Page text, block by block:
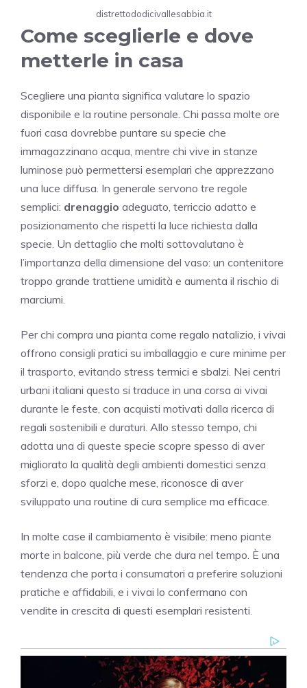
distrettododicivallesabbia.it
Come sceglierle e dove
metterle in casa
Scegliere una pianta significa valutare lo spazio
disponibile e la routine personale. Chi passa molte ore
fuori casa dovrebbe puntare su specie che
immagazzinano acqua, mentre chi vive in stanze
luminose può permettersi esemplari che apprezzano
una luce diffusa. In generale servono tre regole
semplici: drenaggio adeguato, terriccio adatto e
posizionamento che rispetti la luce richiesta dalla
specie. Un dettaglio che molti sottovalutano è
l’importanza della dimensione del vaso: un contenitore
troppo grande trattiene umidità e aumenta il rischio di
marciumi.
Per chi compra una pianta come regalo natalizio, i vivai
offrono consigli pratici su imballaggio e cure minime per
il trasporto, evitando stress termici e sbalzi. Nei centri
urbani italiani questo si traduce in una corsa ai vivai
durante le feste, con acquisti motivati dalla ricerca di
regali sostenibili e duraturi. Allo stesso tempo, chi
adotta una di queste specie scopre spesso di aver
migliorato la qualità degli ambienti domestici senza
sforzi e, dopo qualche mese, riconosce di aver
sviluppato una routine di cura semplice ma efficace.
In molte case il cambiamento è visibile: meno piante
morte in balcone, più verde che dura nel tempo. È una
tendenza che porta i consumatori a preferire soluzioni
pratiche e affidabili, e i vivai lo confermano con
vendite in crescita di questi esemplari resistenti.